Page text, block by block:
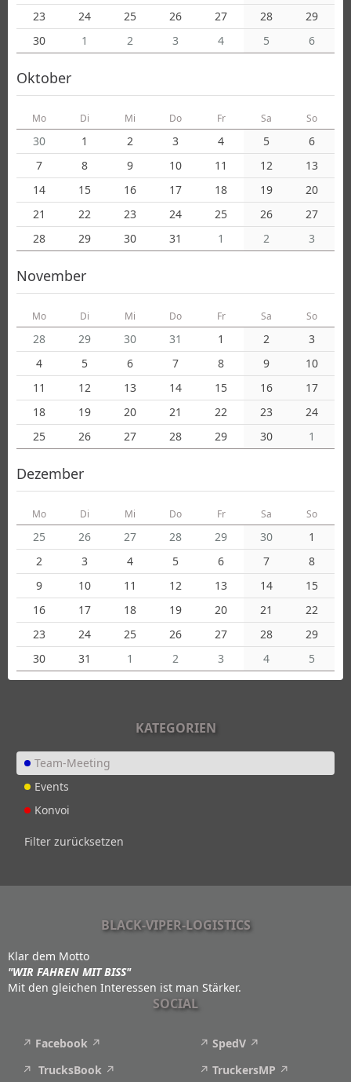
23
24 25 26 27 28
29
30
1 2 3 4 5 6
Oktober
Mo Di Mi Do Fr Sa So
30 1 2 3 4 5
6
7
8 9 10 11 12
13
14
15 16 17 18 19
20
21
22 23 24 25 26
27
28
29 30 31 1 2 3
November
Mo Di Mi Do Fr Sa So
28 29 30 31 1 2
3
4
5 6 7 8 9
10
11
12 13 14 15 16
17
18
19 20 21 22 23
24
25
26 27 28 29 30 1
Dezember
Mo Di Mi Do Fr Sa So
25 26 27 28 29 30
1
2
3 4 5 6 7
8
9
10 11 12 13 14
15
16
17 18 19 20 21
22
23
24 25 26 27 28
29
30
31 1 2 3 4 5
KATEGORIEN
Team-Meeting
Events
Konvoi
Filter zurücksetzen
BLACK-VIPER-LOGISTICS
Klar dem Motto
"WIR FAHREN MIT BISS"
Mit den gleichen Interessen ist man Stärker.
SOCIAL
Facebook
TrucksBook
SpedV
TruckersMP